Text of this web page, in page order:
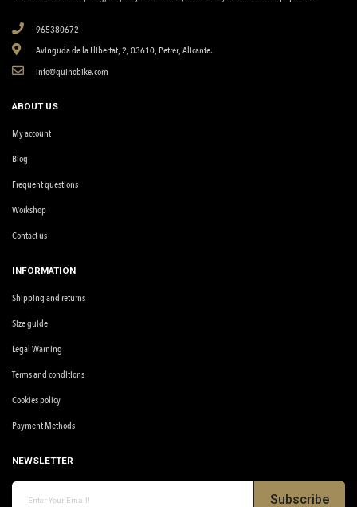
965380672
Avinguda de la Llibertat, 2, 03610, Petrer, Alicante.
info@quinobike.com
ABOUT US
My account
Blog
Frequent questions
Workshop
Contact us
INFORMATION
Shipping and returns
Size guide
Legal Warning
Terms and conditions
Cookies policy
Payment Methods
NEWSLETTER
Subscribe